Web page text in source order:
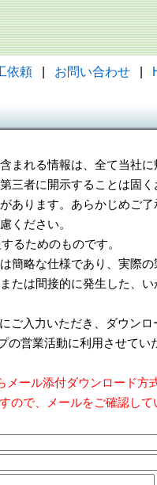
依頼 お問い合わせ
まれる情報は、全て当社に
三者に開示することは固く
あります。あらかじめご了
ください。
るためのものです。
略な仕様であり、実際の
は間接的に発生した、い
ご入力いただき、ダウンロ
営業活動に利用させてい
ール添付ダウンロード方
ので、メールをご確認して